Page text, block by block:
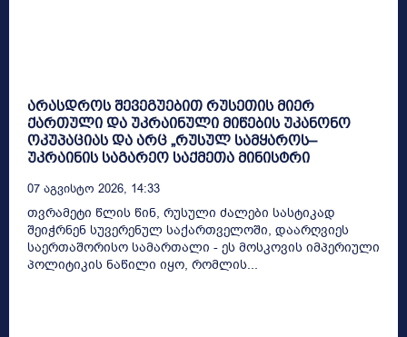
არასდროს შევეგუებით რუსეთის მიერ
ქართული და უკრაინული მიწების უკანონო
ოკუპაციას და არც „რუსულ სამყაროს–
უკრაინის საგარეო საქმეთა მინისტრი
07 Აგვისტო 2026, 14:33
თვრამეტი წლის წინ, რუსული ძალები სასტიკად
შეიჭრნენ სუვერენულ საქართველოში, დაარღვიეს
საერთაშორისო სამართალი - ეს მოსკოვის იმპერიული
პოლიტიკის ნაწილი იყო, რომლის...